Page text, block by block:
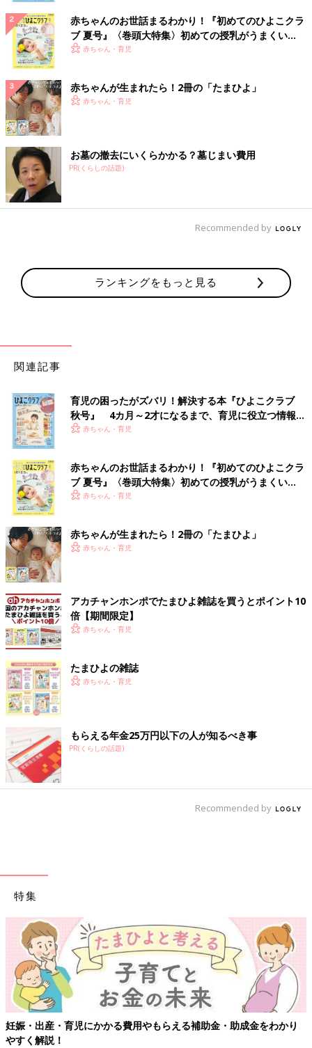
赤ちゃんのお世話まるわかり！『初めてのひよこクラ
ブ 夏号』〈巻頭大特集〉初めての授乳がうまくい
く！ おっぱい・ミルクの基本と夏のトラブル 解決テ
赤ちゃん・育児
赤ちゃんが生まれたら！2冊の「たまひよ」
赤ちゃん・育児
お墓の撤去にいくらかかる？墓じまい費用
PR(くらしの話題)
Recommended by
ランキングをもっと見る
関連記事
育児の困ったがズバリ！解決する本『ひよこクラブ
秋号』 4カ月～2才になるまで、育児に役立つ情報が
いっぱい！
赤ちゃん・育児
赤ちゃんのお世話まるわかり！『初めてのひよこクラ
ブ 夏号』〈巻頭大特集〉初めての授乳がうまくい
く！ おっぱい・ミルクの基本と夏のトラブル 解決テ
赤ちゃん・育児
赤ちゃんが生まれたら！2冊の「たまひよ」
赤ちゃん・育児
アカチャンホンポでたまひよ雑誌を買うとポイント10
倍【期間限定】
赤ちゃん・育児
たまひよの雑誌
赤ちゃん・育児
もらえる年金25万円以下の人が知るべき事
PR(くらしの話題)
Recommended by
特集
妊娠・出産・育児にかかる費用やもらえる補助金・助成金をわかり
やすく解説！